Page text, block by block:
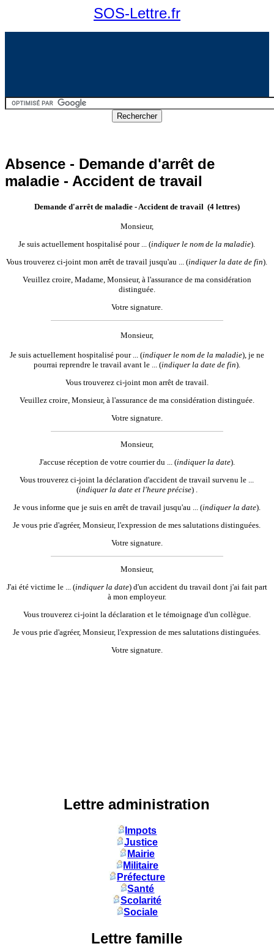
SOS-Lettre.fr
Absence - Demande d'arrêt de
maladie - Accident de travail
Demande d'arrêt de maladie - Accident de travail (4 lettres)
Monsieur,
Je suis actuellement hospitalisé pour ...(indiquer le nom de lamaladie).
Vous trouverez ci-joint mon arrêt de travail jusqu'au ...(indiquer ladate de fin).
Veuillez croire, Madame, Monsieur, à l'assurance de ma considération
distinguée.
Votre signature.
Monsieur,
Je suis actuellement hospitalisé pour ... (indiquer le nom de la maladie), je ne
pourrai reprendre le travail avant le
... (indiquer la date de fin)
Vous trouverez ci-joint mon arrêt de travail.
Veuillez croire, Monsieur, à l'assurance de ma considération distinguée.
Votre signature.
Monsieur,
J'accuse réception de votre courrier du ... (indiquer la date).
Vous trouverez ci-joint la déclaration d'accident de travail survenu le
(indiquer la date et l'heure précise) .
Je vous informe que je suis en arrêt de travail jusqu'au ... (indiquer la date).
Je vous prie d'agréer, Monsieur, l'expression de mes salutations distinguées.
Votre signature.
Monsieur,
J'ai été victime le ... (indiquer la date) d'un accident du travail dont j'ai fait part
à mon employeur.
Vous trouverez ci-joint la déclaration et le témoignage d'un collègue.
Je vous prie d'agréer, Monsieur, l'expression de mes salutations distinguées.
Votre signature.
Lettre administration
Impots
Justice
Mairie
Militaire
Préfecture
Santé
Scolarité
Sociale
Lettre famille